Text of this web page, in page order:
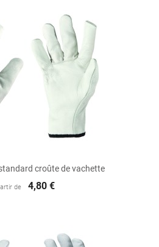
croûte de vachette
de 4,80 €